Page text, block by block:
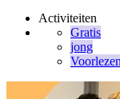
Activiteiten
Gratis
jong
Voorlezen